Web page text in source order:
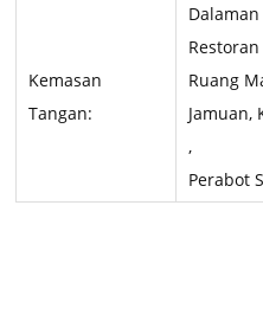
Kemasan
Tangan:
Dalaman
Restoran
Ruang
Jamuan,
,
Perabot